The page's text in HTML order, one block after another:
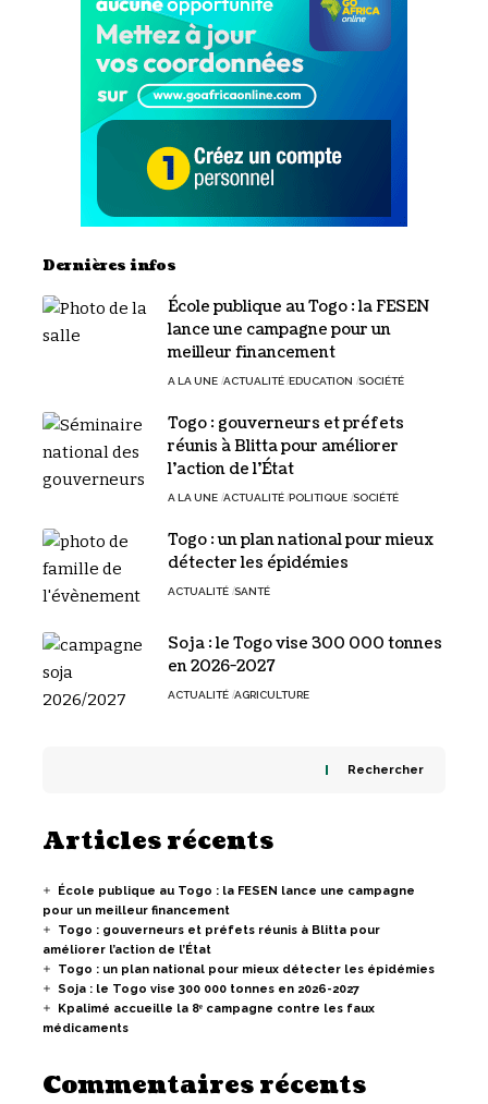
Dernières infos
École publique au Togo : la FESEN
lance une campagne pour un
meilleur financement
A LA UNE ACTUALITÉ EDUCATION SOCIÉTÉ
Togo : gouverneurs et préfets
réunis à Blitta pour améliorer
l’action de l’État
A LA UNE ACTUALITÉ POLITIQUE SOCIÉTÉ
Togo : un plan national pour mieux
détecter les épidémies
ACTUALITÉ SANTÉ
Soja : le Togo vise 300 000 tonnes
en 2026-2027
ACTUALITÉ AGRICULTURE
Rechercher
Articles récents
École publique au Togo : la FESEN lance une campagne
pour un meilleur financement
Togo : gouverneurs et préfets réunis à Blitta pour
améliorer l’action de l’État
Togo : un plan national pour mieux détecter les épidémies
Soja : le Togo vise 300 000 tonnes en 2026-2027
Kpalimé accueille la 8ᵉ campagne contre les faux
médicaments
Commentaires récents